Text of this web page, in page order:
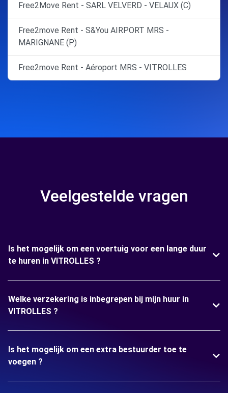
Free2Move Rent - SARL VELVERD - VELAUX (C)
Free2move Rent - S&You AIRPORT MRS -
MARIGNANE (P)
Free2move Rent - Aéroport MRS - VITROLLES
Veelgestelde vragen
Is het mogelijk om een voertuig voor een lange duur
te huren in VITROLLES ?
Welke verzekering is inbegrepen bij mijn huur in
VITROLLES ?
Is het mogelijk om een extra bestuurder toe te
voegen ?